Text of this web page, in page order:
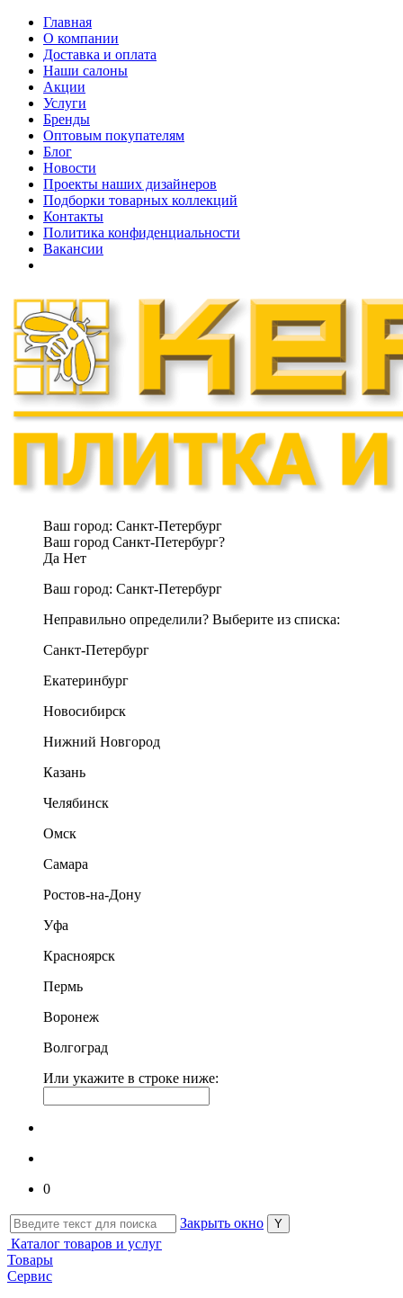
Главная
О компании
Доставка и оплата
Наши cалоны
Акции
Услуги
Бренды
Оптовым покупателям
Блог
Новости
Проекты наших дизайнеров
Подборки товарных коллекций
Контакты
Политика конфиденциальности
Вакансии
Ваш город: Санкт-Петербург
Ваш город Санкт-Петербург?
Да Нет
Ваш город: Санкт-Петербург
Неправильно определили? Выберите из списка:
Санкт-Петербург
Екатеринбург
Новосибирск
Нижний Новгород
Казань
Челябинск
Омск
Самара
Ростов-на-Дону
Уфа
Красноярск
Пермь
Воронеж
Волгоград
Или укажите в строке ниже:
0
Закрыть окно
Каталог товаров и услуг
Товары
Сервис